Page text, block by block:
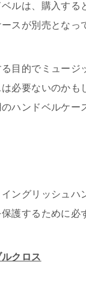
ルは、購入す
スが別売となっ
目的でミュー
必要ないのか
ハンドベルケー
ングリッシュ
護するために必
クロス